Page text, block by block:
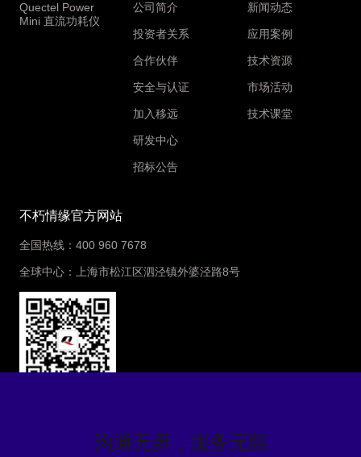
沟通无界，服务无限
Quectel Power
Mini 直流功耗仪
公司简介
投资者关系
合作伙伴
安全与认证
加入移远
研发中心
招标公告
新闻动态
应用案例
技术资源
市场活动
技术课堂
不朽情缘官方网站
全国热线：400 960 7678
全球中心：上海市松江区泗泾镇外婆泾路8号
隐私协议 | 服务协议